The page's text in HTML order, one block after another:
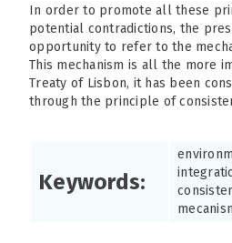
In order to promote all these
potential contradictions, the
opportunity to refer to the
This mechanism is all the more
Treaty of Lisbon, it has been
through the principle of
Keywords: